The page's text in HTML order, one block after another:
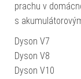
prachu v
s
Dyson V7
Dyson V8
Dyson V10